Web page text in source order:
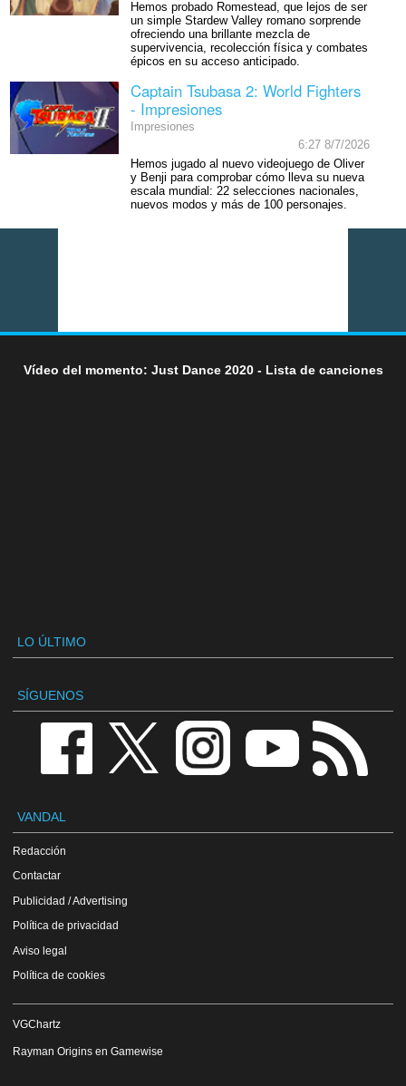
Hemos probado Romestead, que lejos de ser
un simple Stardew Valley romano sorprende
ofreciendo una brillante mezcla de
supervivencia, recolección física y combates
épicos en su acceso anticipado.
Captain Tsubasa 2: World Fighters
- Impresiones
Impresiones
6:27 8/7/2026
Hemos jugado al nuevo videojuego de Oliver
y Benji para comprobar cómo lleva su nueva
escala mundial: 22 selecciones nacionales,
nuevos modos y más de 100 personajes.
Vídeo del momento: Just Dance 2020 - Lista de canciones
LO ÚLTIMO
SÍGUENOS
VANDAL
Redacción
Contactar
Publicidad / Advertising
Política de privacidad
Aviso legal
Política de cookies
VGChartz
Rayman Origins en Gamewise